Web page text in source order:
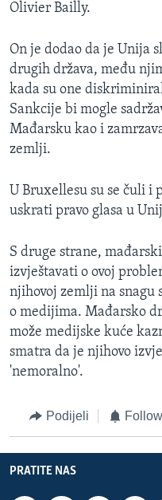
Olivier Bailly.
On je dodao da je Unija
drugih država, među
kada su one
Sankcije bi mogle
Mađarsku kao i
zemlji.
U Bruxellesu su se čuli i
uskrati pravo glasa u
S druge strane,
izvještavati o ovoj
njihovoj zemlji na
o medijima. Mađarsko
može medijske kuće
smatra da je njihovo
'nemoralno'.
Podijeli
PRATITE NAS